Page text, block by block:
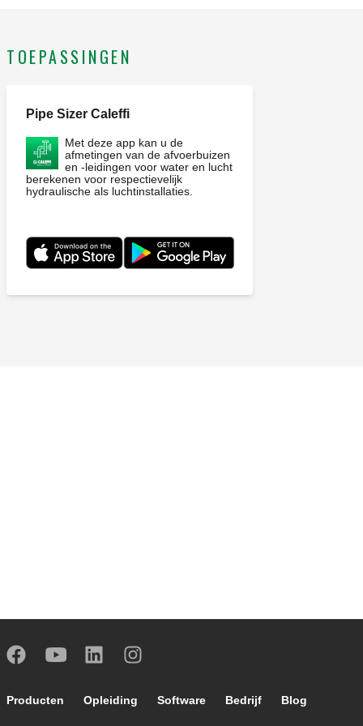
TOEPASSINGEN
Pipe Sizer Caleffi
Met deze app kan u de
afmetingen van de afvoerbuizen
en -leidingen voor water en lucht
berekenen voor respectievelijk
hydraulische als luchtinstallaties.
Footer main navigation
Producten Opleiding Software Bedrijf Blog